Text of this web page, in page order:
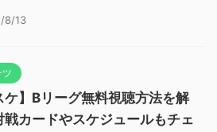
8/13
ツ
ケ】Bリーグ無料視聴方法を解
戦カードやスケジュールもチェ